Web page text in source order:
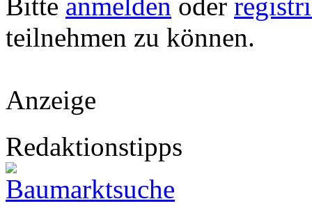
teilnehmen zu können.
Anzeige
Redaktionstipps